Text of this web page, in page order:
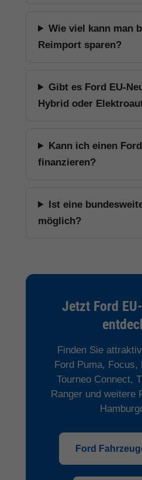
Wie viel kann man
Reimport sparen?
Gibt es Ford EU-
Hybrid oder
Kann ich einen
finanzieren?
Ist eine
möglich?
Jetzt Ford
Finden Sie
Ford Puma, Focus,
Tourneo Connect,
Ranger und weitere
Ford